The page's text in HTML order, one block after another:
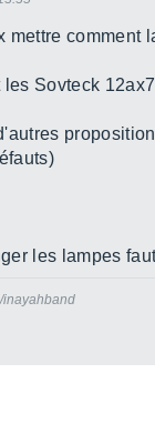
mettre comment
Sovteck
les lampes
inayahband